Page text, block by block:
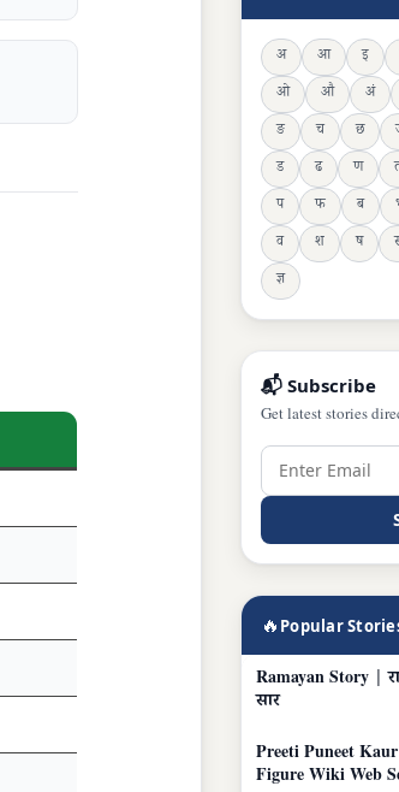
अ आ इ
ओ
औ अं
ङ
च छ
ड
ढ ण
प
फ ब
व
श ष
ज्ञ
📬 Subscribe
Get latest stories
🔥 Popular
Ramayan Story |
सार
Preeti Puneet
Figure Wiki Web